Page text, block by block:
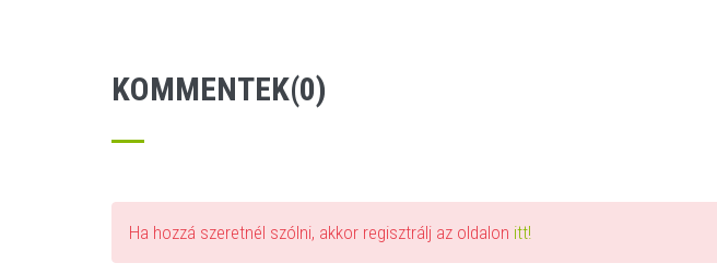
KOMMENTEK(0)
Ha hozzá szeretnél szólni, akkor regisztrálj az oldalon itt!